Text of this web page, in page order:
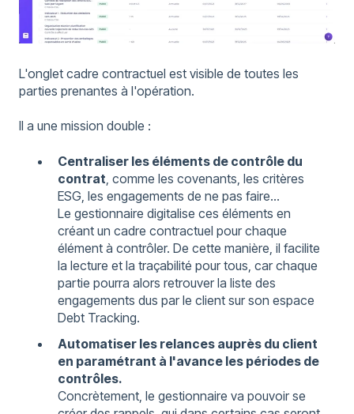
L'onglet cadre contractuel est visible de toutes les
parties prenantes à l'opération.
Il a une mission double :
Centraliser les éléments de contrôle du
contrat , comme les covenants, les critères
ESG, les engagements de ne pas faire...
Le gestionnaire digitalise ces éléments en
créant un cadre contractuel pour chaque
élément à contrôler. De cette manière, il facilite
la lecture et la traçabilité pour tous, car chaque
partie pourra alors retrouver la liste des
engagements dus par le client sur son espace
Debt Tracking.
Automatiser les relances auprès du client
en paramétrant à l'avance les périodes de
contrôles.
Concrètement, le gestionnaire va pouvoir se